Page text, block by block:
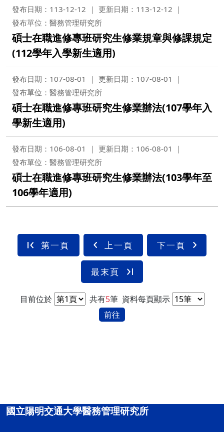
發布日期：113-12-12
更新日期：113-12-12
發布單位：醫務管理研究所
碩士在職進修專班研究生修業規章與修課規定
(112學年入學新生適用)
發布日期：107-08-01
更新日期：107-08-01
發布單位：醫務管理研究所
碩士在職進修專班研究生修業辦法(107學年入
學新生適用)
發布日期：106-08-01
更新日期：106-08-01
發布單位：醫務管理研究所
碩士在職進修專班研究生修業辦法(103學年至
106學年適用)
第一頁 上一頁 下一頁
最末頁
目前位於 共有5筆 資料每頁顯示
前往
國立陽明交通大學醫務管理研究所